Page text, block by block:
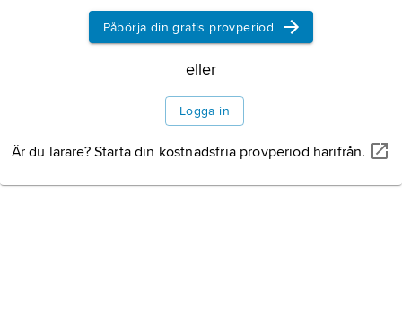
Påbörja din gratis provperiod
eller
Logga in
Är du lärare? Starta din kostnadsfria provperiod härifrån.